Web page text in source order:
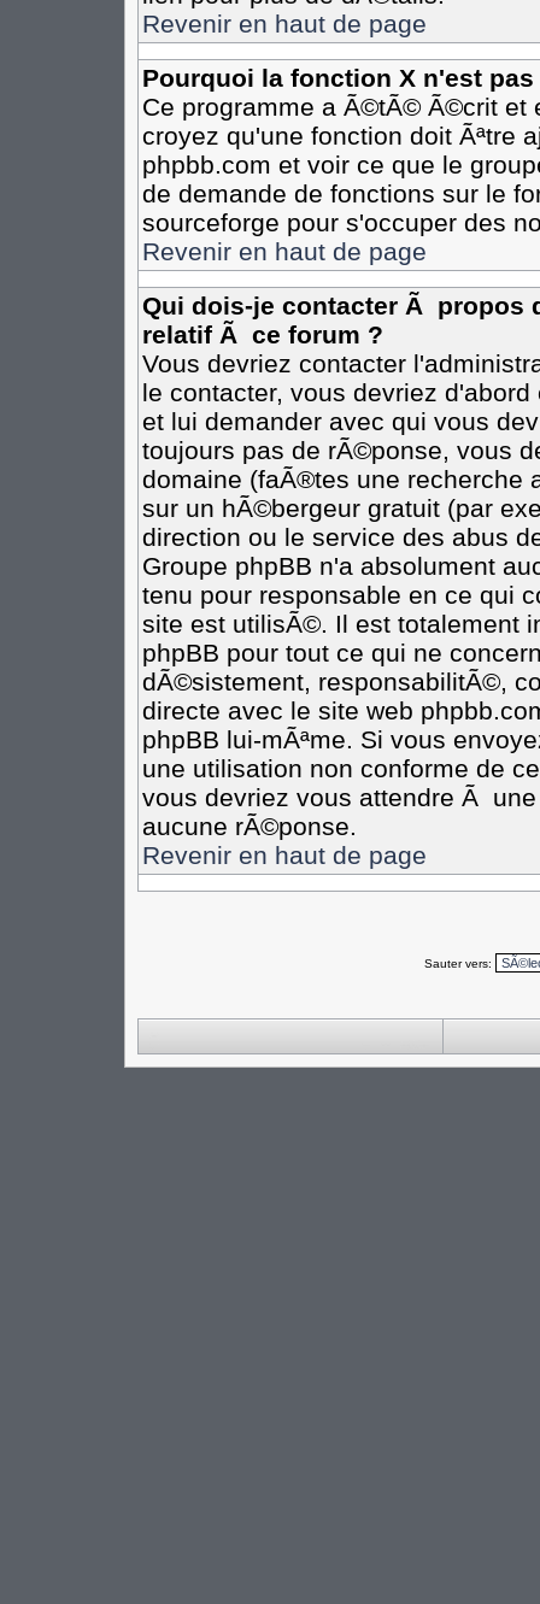
Revenir en haut de page
Pourquoi la fonction X n'est
Ce programme a Ã©tÃ© Ã©crit et
croyez qu'une fonction doit Ãªtre
phpbb.com et voir ce que le
de demande de fonctions sur le
sourceforge pour s'occuper des
Revenir en haut de page
Qui dois-je contacter Ã propos
relatif Ã ce forum ?
Vous devriez contacter
le contacter, vous devriez
et lui demander avec qui vous
toujours pas de rÃ©ponse, vous
domaine (faÃ®tes une recherche
sur un hÃ©bergeur gratuit (par
direction ou le service des abus
Groupe phpBB n'a absolument
tenu pour responsable en ce qui
site est utilisÃ©. Il est totalement
phpBB pour tout ce qui ne
dÃ©sistement, responsabilitÃ©,
directe avec le site web
phpBB lui-mÃªme. Si vous
une utilisation non conforme de
vous devriez vous attendre Ã
aucune rÃ©ponse.
Revenir en haut de page
Sauter vers: